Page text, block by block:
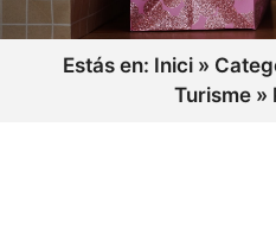
Estás en: Inici »
Turisme »